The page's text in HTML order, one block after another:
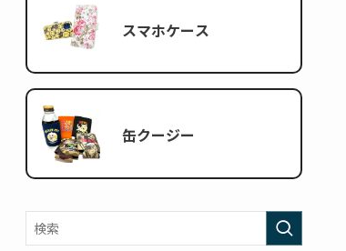
スマホケース
缶クージー